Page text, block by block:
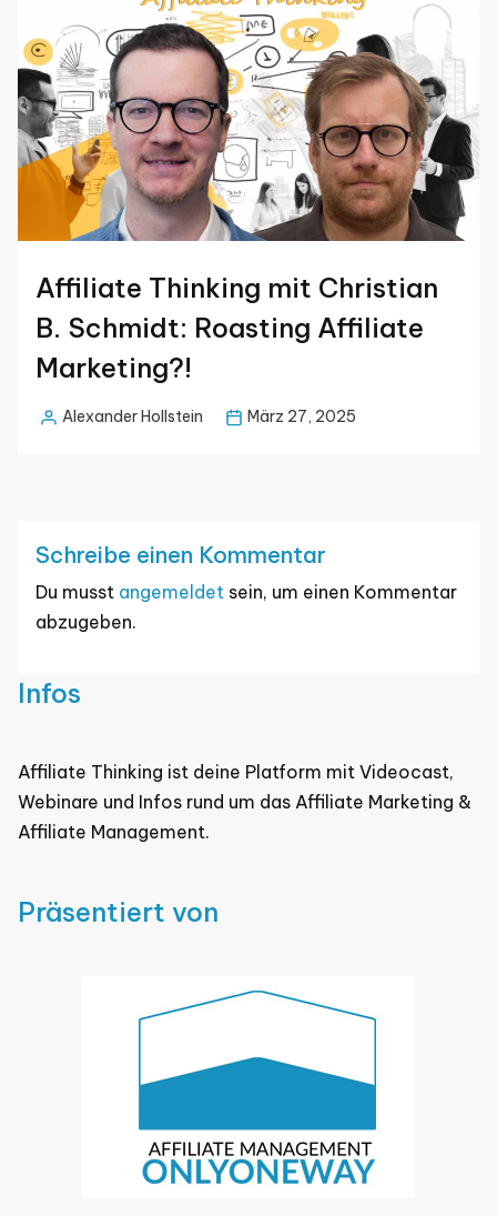
Affiliate Thinking mit Christian
B. Schmidt: Roasting Affiliate
Marketing?!
PostedAlexander Hollstein März 27, 2025
Schreibe einen Kommentar
Du musst angemeldet sein, um einen Kommentar
abzugeben.
Infos
Affiliate Thinking ist deine Platform mit Videocast,
Webinare und Infos rund um das Affiliate Marketing &
Affiliate Management.
Präsentiert von